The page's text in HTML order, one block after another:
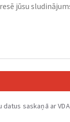
datus saskaņā ar